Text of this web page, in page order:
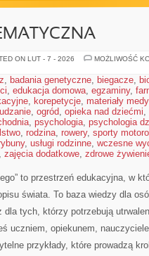
ON LUT - 7 - 2026
MOŻLIWOŚĆ
, badania genetyczne, biegacze,
, edukacja domowa, egzaminy,
, korepetycje, materiały
, ogród, opieka nad dziećmi,
, psychologia, psychologia
, rodzina, rowery, sporty
, usługi rodzinne, wczesne
zajęcia dodatkowe, zdrowe
to przestrzeń edukacyjna, w
świata. To baza wiedzy dla
dla tych, którzy potrzebują
uczniem, opiekunem,
przykłady, które prowadzą